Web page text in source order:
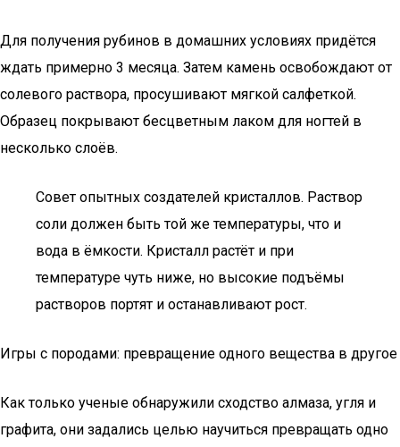
Для получения рубинов в домашних условиях придётся
ждать примерно 3 месяца. Затем камень освобождают от
солевого раствора, просушивают мягкой салфеткой.
Образец покрывают бесцветным лаком для ногтей в
несколько слоёв.
Совет опытных создателей кристаллов. Раствор
соли должен быть той же температуры, что и
вода в ёмкости. Кристалл растёт и при
температуре чуть ниже, но высокие подъёмы
растворов портят и останавливают рост.
Игры с породами: превращение одного вещества в другое
Как только ученые обнаружили сходство алмаза, угля и
графита, они задались целью научиться превращать одно